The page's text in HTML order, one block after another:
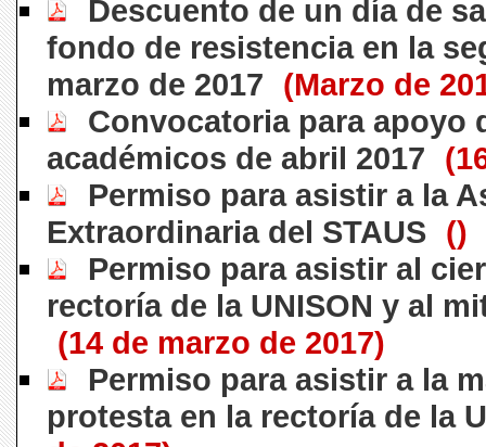
Descuento de un día de
fondo de resistencia en la
marzo de 2017
(Marzo de
Convocatoria para apoyo
académicos de abril 2017
Permiso para asistir a la
Extraordinaria del STAUS ()
Permiso para asistir al
rectoría de la UNISON y al
(14 de marzo de 2017)
Permiso para asistir a la
protesta en la rectoría de la